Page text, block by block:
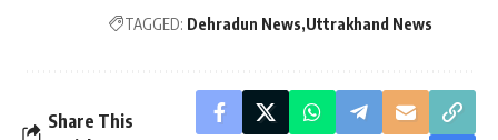
TAGGED: Dehradun News Uttrakhand News
Share This